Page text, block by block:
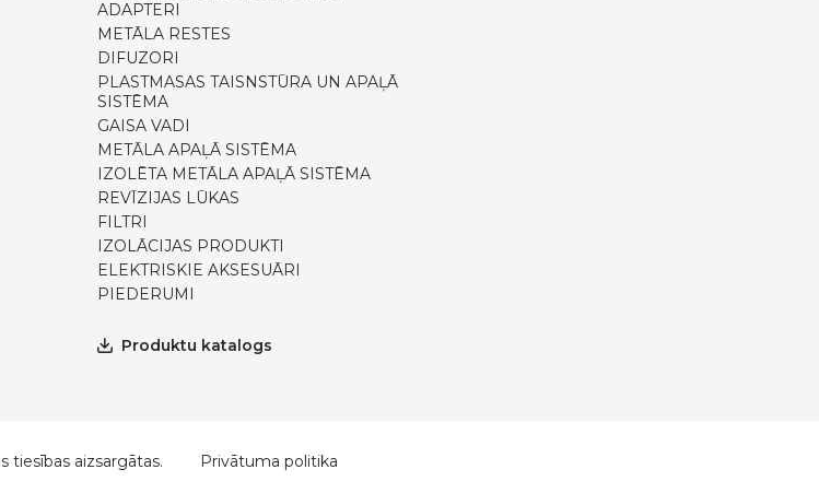
ADAPTERI
METĀLA RESTES
DIFUZORI
PLASTMASAS TAISNSTŪRA UN APAĻĀ
SISTĒMA
GAISA VADI
METĀLA APAĻĀ SISTĒMA
IZOLĒTA METĀLA APAĻĀ SISTĒMA
REVĪZIJAS LŪKAS
FILTRI
IZOLĀCIJAS PRODUKTI
ELEKTRISKIE AKSESUĀRI
PIEDERUMI
Produktu katalogs
tiesības aizsargātas. Privātuma politika